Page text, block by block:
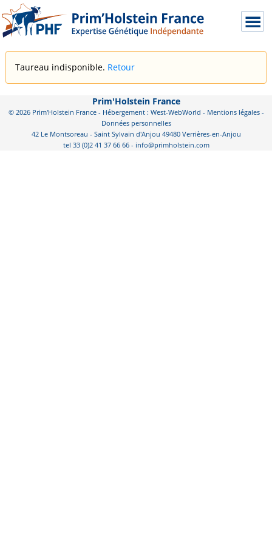
Taureau indisponible. Retour
Prim'Holstein France
© 2026 Prim'Holstein France - Hébergement : West-WebWorld - Mentions légales-
Données personnelles
42 Le Montsoreau - Saint Sylvain d'Anjou 49480 Verrières-en-Anjou
tel 33 (0)2 41 37 66 66 - info@primholstein.com